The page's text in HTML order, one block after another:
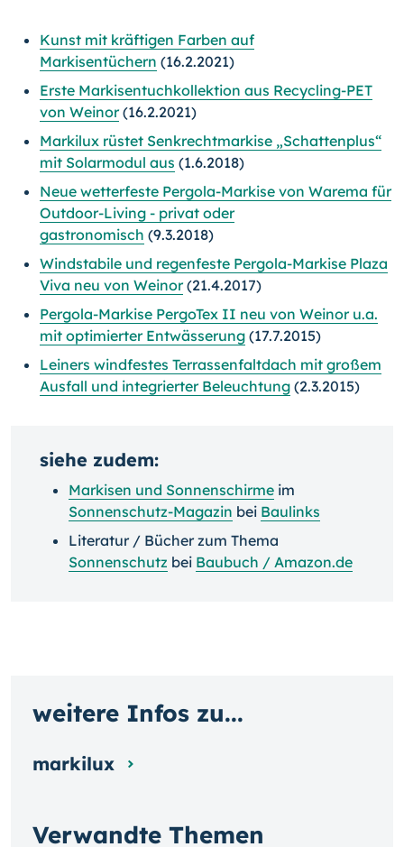
Kunst mit kräftigen Farben auf
Markisentüchern (16.2.2021)
Erste Markisentuchkollektion aus Recycling-PET
von Weinor(16.2.2021)
Markilux rüstet Senkrechtmarkise „Schattenplus“
mit Solarmodul aus (1.6.2018)
Neue wetterfeste Pergola-Markise von Warema für
Outdoor-Living - privat oder
gastronomisch (9.3.2018)
Windstabile und regenfeste Pergola-Markise Plaza
Viva neu von Weinor(21.4.2017)
Pergola-Markise PergoTex II neu von Weinor u.a.
mit optimierter Entwässerung (17.7.2015)
Leiners windfestes Terrassenfaltdach mit großem
Ausfall und integrierter Beleuchtung (2.3.2015)
siehe zudem:
Markisen und Sonnenschirme im
Sonnenschutz-Magazin bei Baulinks
Literatur / Bücher zum Thema
Sonnenschutz bei Baubuch / Amazon.de
Verwandte Themen
weitere Infos zu...
markilux